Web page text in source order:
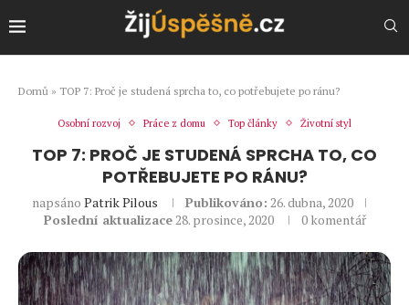
Domů » TOP 7: Proč je studená sprcha to, co potřebujete po ránu?
Osobní rozvoj Práce z domu Top články Životní styl
TOP 7: PROČ JE STUDENÁ SPRCHA TO, CO
POTŘEBUJETE PO RÁNU?
napsáno Patrik Pilous Publikováno: 26. dubna, 2020
Poslední aktualizace28. prosince, 2020 0 komentář